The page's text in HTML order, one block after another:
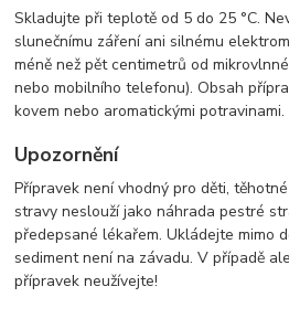
Skladujte při teplotě od 5 do 25 °C.
slunečnímu záření ani silnému
méně než pět centimetrů od
nebo mobilního telefonu). Obsah
kovem nebo aromatickými potravinami.
Upozornění
Přípravek není vhodný pro děti,
stravy neslouží jako náhrada pestré
předepsané lékařem. Ukládejte mimo
sediment není na závadu. V případě
přípravek neužívejte!